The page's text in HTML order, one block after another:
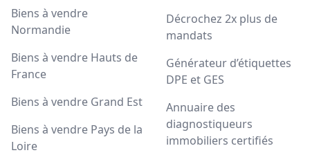
Biens à vendre
Normandie
Biens à vendre Hauts de
France
Biens à vendre Grand Est
Biens à vendre Pays de la
Loire
Décrochez 2x plus de
mandats
Générateur d’étiquettes
DPE et GES
Annuaire des
diagnostiqueurs
immobiliers certifiés